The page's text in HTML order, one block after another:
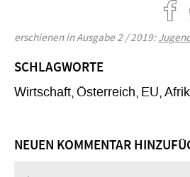
erschienen in Ausgabe 2 / 2019:
SCHLAGWORTE
Wirtschaft Österreich EU
NEUEN KOMMENTAR